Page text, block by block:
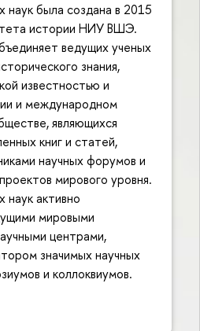
наук была создана в 2015
истории НИУ ВШЭ.
ведущих ученых
знания,
известностью и
и международном
являющихся
книг и статей,
научных форумов и
мирового уровня.
наук активно
мировыми
центрами,
значимых научных
и коллоквиумов.